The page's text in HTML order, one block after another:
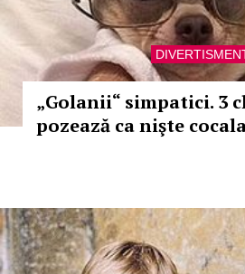
„Golanii“ simpatici. 3
pozează ca nişte